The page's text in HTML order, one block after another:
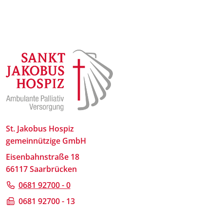
St. Jakobus Hospiz
gemeinnützige GmbH
Eisenbahnstraße 18
66117 Saarbrücken
0681 92700 - 0
0681 92700 - 13